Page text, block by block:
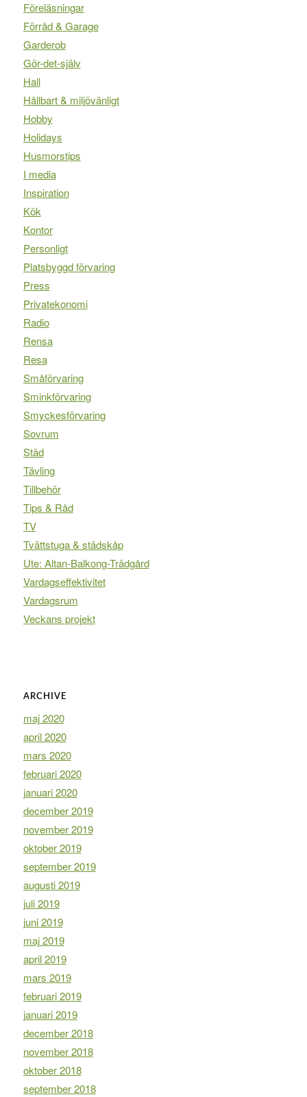
Föreläsningar
Förråd & Garage
Garderob
Gör-det-själv
Hall
Hållbart & miljövänligt
Hobby
Holidays
Husmorstips
I media
Inspiration
Kök
Kontor
Personligt
Platsbyggd förvaring
Press
Privatekonomi
Radio
Rensa
Resa
Småförvaring
Sminkförvaring
Smyckesförvaring
Sovrum
Städ
Tävling
Tillbehör
Tips & Råd
TV
Tvättstuga & städskåp
Ute: Altan-Balkong-Trädgård
Vardagseffektivitet
Vardagsrum
Veckans projekt
ARCHIVE
maj 2020
april 2020
mars 2020
februari 2020
januari 2020
december 2019
november 2019
oktober 2019
september 2019
augusti 2019
juli 2019
juni 2019
maj 2019
april 2019
mars 2019
februari 2019
januari 2019
december 2018
november 2018
oktober 2018
september 2018